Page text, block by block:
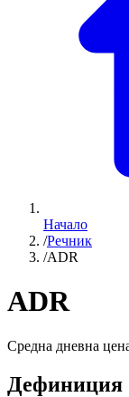
Начало
/Речник
/ADR
ADR
Средна дневна
Дефиниция